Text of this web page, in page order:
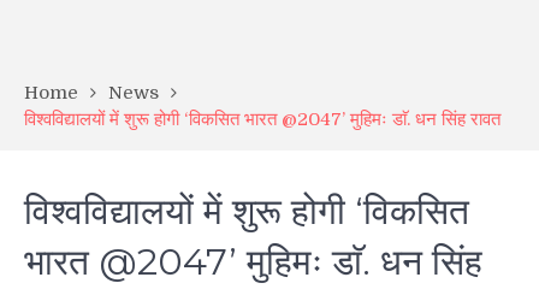
Home
News
विश्वविद्यालयों में शुरू होगी ‘विकसित भारत @2047’ मुहिमः डाॅ. धन सिंह रावत
विश्वविद्यालयों में शुरू होगी ‘विकसित
भारत @2047’ मुहिमः डाॅ. धन सिंह